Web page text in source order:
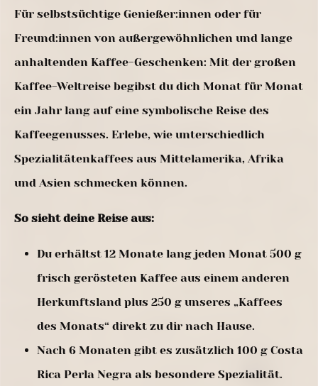
Für selbstsüchtige Genießer:innen oder für
Freund:innen von außergewöhnlichen und lange
anhaltenden Kaffee-Geschenken: Mit der großen
Kaffee-Weltreise begibst du dich Monat für Monat
ein Jahr lang auf eine symbolische Reise des
Kaffeegenusses. Erlebe, wie unterschiedlich
Spezialitätenkaffees aus Mittelamerika, Afrika
und Asien schmecken können.
So sieht deine Reise aus:
Du erhältst 12 Monate lang jeden Monat 500 g
frisch gerösteten Kaffee aus einem anderen
Herkunftsland plus 250 g unseres „Kaffees
des Monats“ direkt zu dir nach Hause.
Nach 6 Monaten gibt es zusätzlich 100 g Costa
Rica Perla Negra als besondere Spezialität.